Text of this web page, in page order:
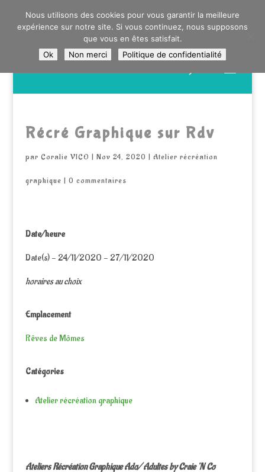
0603176412 - RDV CHEZ SO WATT À SAINT ANDRÉ OU
DANS LA MÉTROPOLE LILLOISE
CRAIENCO@GMAIL.COM
produits
Récré Graphique sur Rdv
par Coralie VICO | Nov 24, 2020 | Atelier récréation
graphique | 0 commentaires
Date/heure
Date(s) - 24/11/2020 - 27/11/2020
horaires au choix
Emplacement
Rêves de Mômes
Catégories
Atelier récréation graphique
Ateliers Récréation Graphique Ado/ Adultes by Craie ‘N Co
Nous utilisons des cookies pour vous garantir la meilleure
expérience sur notre site. Si vous continuez, nous supposons
que vous en êtes satisfait.
Ok
Non merci Politique de confidentialité